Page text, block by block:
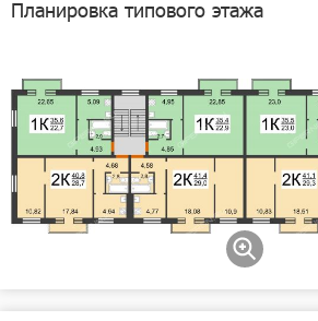
Планировка типового этажа